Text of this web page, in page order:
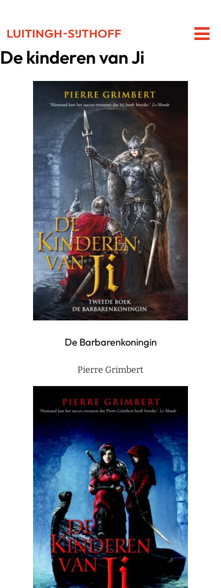
De kinderen van Ji
De Barbarenkoningin
Pierre Grimbert